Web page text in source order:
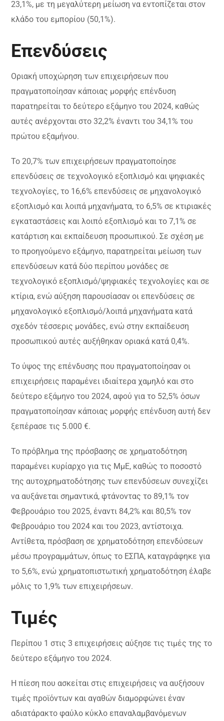
23,1%, με τη μεγαλύτερη μείωση να εντοπίζεται στον
κλάδο του εμπορίου (50,1%).
Επενδύσεις
Οριακή υποχώρηση των επιχειρήσεων που
πραγματοποίησαν κάποιας μορφής επένδυση
παρατηρείται το δεύτερο εξάμηνο του 2024, καθώς
αυτές ανέρχονται στο 32,2% έναντι του 34,1% του
πρώτου εξαμήνου.
Το 20,7% των επιχειρήσεων πραγματοποίησε
επενδύσεις σε τεχνολογικό εξοπλισμό και ψηφιακές
τεχνολογίες, το 16,6% επενδύσεις σε μηχανολογικό
εξοπλισμό και λοιπά μηχανήματα, το 6,5% σε κτιριακές
εγκαταστάσεις και λοιπό εξοπλισμό και το 7,1% σε
κατάρτιση και εκπαίδευση προσωπικού. Σε σχέση με
το προηγούμενο εξάμηνο, παρατηρείται μείωση των
επενδύσεων κατά δύο περίπου μονάδες σε
τεχνολογικό εξοπλισμό/ψηφιακές τεχνολογίες και σε
κτίρια, ενώ αύξηση παρουσίασαν οι επενδύσεις σε
μηχανολογικό εξοπλισμό/λοιπά μηχανήματα κατά
σχεδόν τέσσερις μονάδες, ενώ στην εκπαίδευση
προσωπικού αυτές αυξήθηκαν οριακά κατά 0,4%.
Το ύψος της επένδυσης που πραγματοποίησαν οι
επιχειρήσεις παραμένει ιδιαίτερα χαμηλό και στο
δεύτερο εξάμηνο του 2024, αφού για το 52,5% όσων
πραγματοποίησαν κάποιας μορφής επένδυση αυτή δεν
ξεπέρασε τις 5.000 €.
Το πρόβλημα της πρόσβασης σε χρηματοδότηση
παραμένει κυρίαρχο για τις ΜμΕ, καθώς το ποσοστό
της αυτοχρηματοδότησης των επενδύσεων συνεχίζει
να αυξάνεται σημαντικά, φτάνοντας το 89,1% τον
Φεβρουάριο του 2025, έναντι 84,2% και 80,5% τον
Φεβρουάριο του 2024 και του 2023, αντίστοιχα.
Αντίθετα, πρόσβαση σε χρηματοδότηση επενδύσεων
μέσω προγραμμάτων, όπως το ΕΣΠΑ, καταγράφηκε για
το 5,6%, ενώ χρηματοπιστωτική χρηματοδότηση έλαβε
μόλις το 1,9% των επιχειρήσεων.
Τιμές
Περίπου 1 στις 3 επιχειρήσεις αύξησε τις τιμές της το
δεύτερο εξάμηνο του 2024.
Η πίεση που ασκείται στις επιχειρήσεις να αυξήσουν
τιμές προϊόντων και αγαθών διαμορφώνει έναν
αδιατάρακτο φαύλο κύκλο επαναλαμβανόμενων